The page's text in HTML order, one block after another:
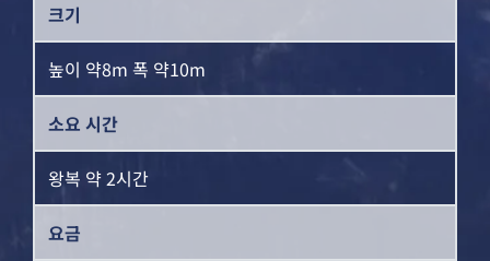
크기
높이 약8m 폭 약10m
소요 시간
왕복 약 2시간
요금